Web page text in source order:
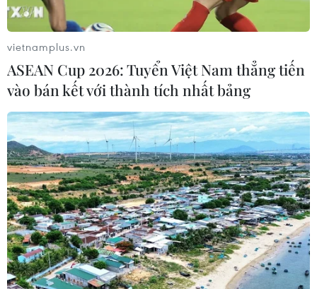
Thủ tướng ra Chỉ thị 19 phòng, chống
COVID-19 trong tình hình mới
vietnamplus.vn
ASEAN Cup 2026: Tuyển Việt Nam thẳng tiến
vào bán kết với thành tích nhất bảng